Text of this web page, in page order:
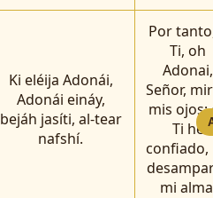
Ki eléija Adonái,
Adonái eináy,
bejáh jasíti, al-tear
nafshí.
Por
Ti, oh
Adonai,
Señor,
mis ojos;
Ti he
confiado,
mi